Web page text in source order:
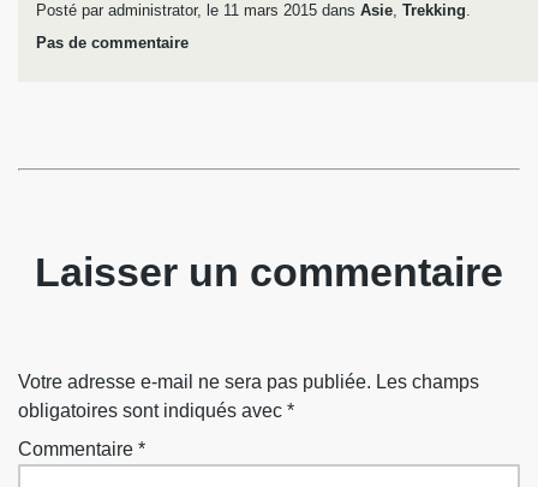
Posté par administrator, le 11 mars 2015 dans Asie, Trekking.
Pas de commentaire
Laisser un commentaire
Votre adresse e-mail ne sera pas publiée. Les champs
obligatoires sont indiqués avec *
Commentaire *